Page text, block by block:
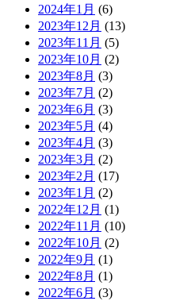
2024年1月 (6)
2023年12月 (13)
2023年11月 (5)
2023年10月 (2)
2023年8月 (3)
2023年7月 (2)
2023年6月 (3)
2023年5月 (4)
2023年4月 (3)
2023年3月 (2)
2023年2月 (17)
2023年1月 (2)
2022年12月 (1)
2022年11月 (10)
2022年10月 (2)
2022年9月 (1)
2022年8月 (1)
2022年6月 (3)